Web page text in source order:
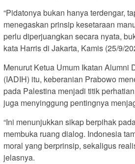
“Pidatonya bukan hanya terdengar,
menegaskan prinsip kesetaraan
perlu diperjuangkan secara nyata,
kata Harris di Jakarta, Kamis (25/9/
Menurut Ketua Umum Ikatan Alumni
(IADIH) itu, keberanian Prabowo
pada Palestina menjadi titik
juga menyinggung pentingnya
“Ini menunjukkan sikap berpihak
membuka ruang dialog. Indonesia
moral yang berprinsip, sekaligus
jelasnya.